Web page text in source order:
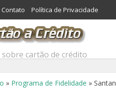
Contato Política de Privacidade
cartão de crédito
» Programa de Fidelidade »